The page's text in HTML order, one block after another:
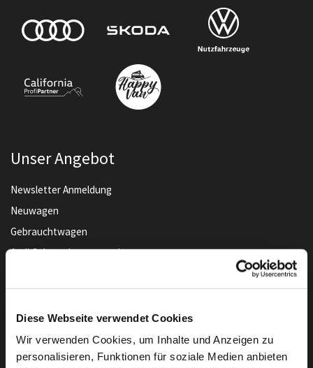
Diese Webseite verwendet Cookies
Wir verwenden Cookies, um Inhalte und Anzeigen zu
personalisieren, Funktionen für soziale Medien anbieten
Unser Angebot
Newsletter Anmeldung
Neuwagen
Gebrauchtwagen
Audi Gebrauchtwagen :plus
Online-Terminbuchung